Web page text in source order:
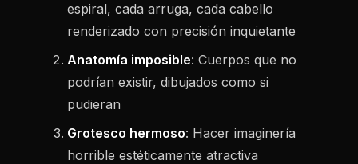
espiral, cada arruga, cada cabello
renderizado con precisión inquietante
Anatomía imposible: Cuerpos que no
podrían existir, dibujados como si
pudieran
Grotesco hermoso: Hacer imaginería
horrible estéticamente atractiva